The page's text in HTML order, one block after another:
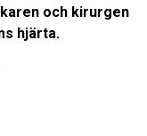
och kirurgen
hjärta.